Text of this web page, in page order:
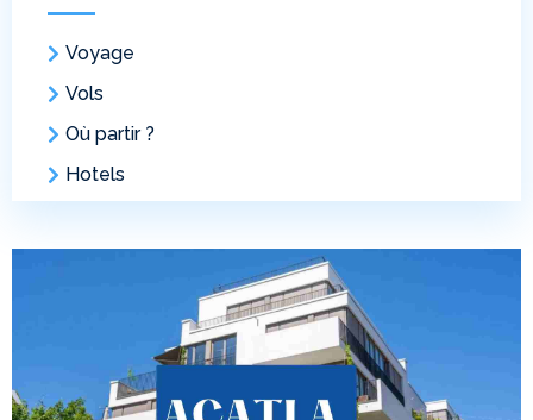
Voyage
Vols
Où partir ?
Hotels